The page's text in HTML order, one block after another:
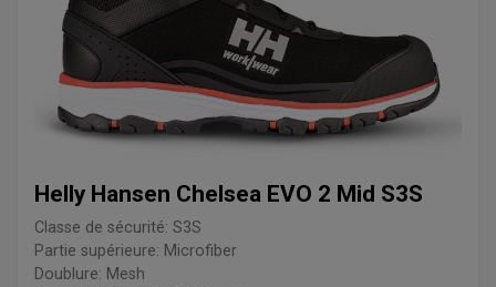
Helly Hansen Chelsea EVO 2 Mid S3S
Classe de sécurité: S3S
Partie supérieure: Microfiber
Doublure: Mesh